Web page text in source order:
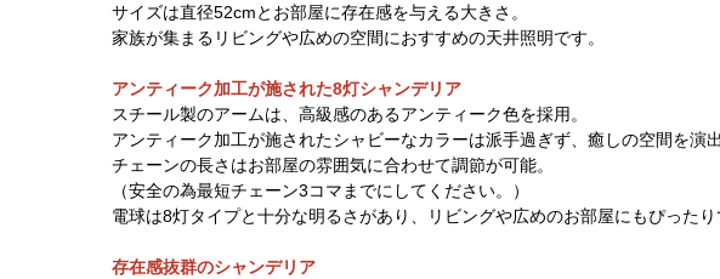
サイズは直径52cmとお部屋に存在感を与える大きさ。
家族が集まるリビングや広めの空間におすすめの天井照明です。
アンティーク加工が施された8灯シャンデリア
スチール製のアームは、高級感のあるアンティーク色を採用。
アンティーク加工が施されたシャビーなカラーは派手過ぎず、癒しの空間を演出
チェーンの長さはお部屋の雰囲気に合わせて調節が可能。
（安全の為最短チェーン3コマまでにしてください。）
電球は8灯タイプと十分な明るさがあり、リビングや広めのお部屋にもぴったり
存在感抜群のシャンデリア